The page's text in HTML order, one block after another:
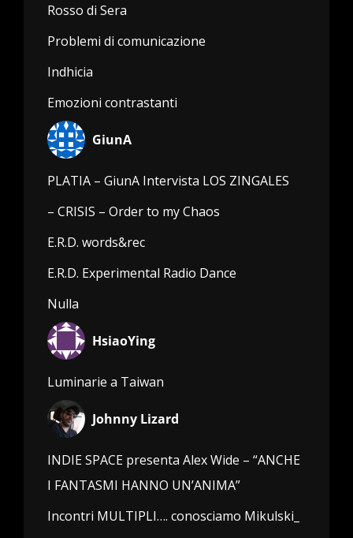
Rosso di Sera
Problemi di comunicazione
Indhicia
Emozioni contrastanti
GiunA
PLATIA – GiunA Intervista LOS ZINGALES
– CRISIS – Order to my Chaos
E.R.D. words&rec
E.R.D. Experimental Radio Dance
Nulla
HsiaoYing
Luminarie a Taiwan
Johnny Lizard
INDIE SPACE presenta Alex Wide – “ANCHE
I FANTASMI HANNO UN’ANIMA”
Incontri MULTIPLI…. conosciamo Mikulski_